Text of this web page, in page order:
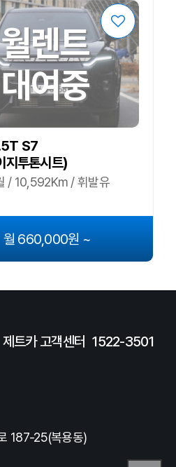
월렌트
대여중
S7
지투톤시트)
/ 10,592Km / 휘발유
월 660,000원 ~
제트카 고객센터 1522-3501
187-25(복용동)